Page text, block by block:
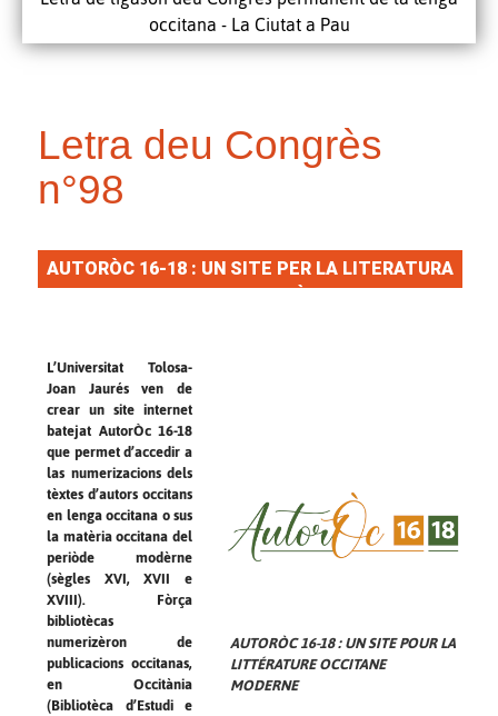
occitana - La Ciutat a Pau
Letra deu Congrès
n°98
AUTORÒC 16-18 : UN SITE PER LA LITERATURA
OCCITANA MODÈRNA
L’Universitat Tolosa-
Joan Jaurés ven de
crear un site internet
batejat AutorÒc 16-18
que permet d’accedir a
las numerizacions dels
tèxtes d’autors occitans
en lenga occitana o sus
la matèria occitana del
periòde modèrne
(sègles XVI, XVII e
XVIII). Fòrça
bibliotècas
numerizèron de
publicacions occitanas,
en Occitània
(Bibliotèca d’Estudi e
AUTORÒC 16-18 : UN SITE POUR LA
LITTÉRATURE OCCITANE
MODERNE